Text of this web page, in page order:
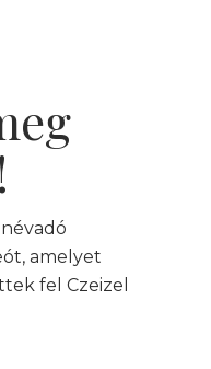
amelyet
fel Czeizel